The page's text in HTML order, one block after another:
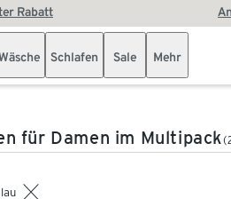
Rabatt
Schlafen Sale Mehr
für Damen im Multipack